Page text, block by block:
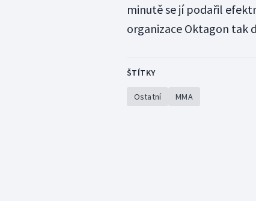
minutě se jí podařil
organizace Oktagon tak
ŠTÍTKY
Ostatní MMA